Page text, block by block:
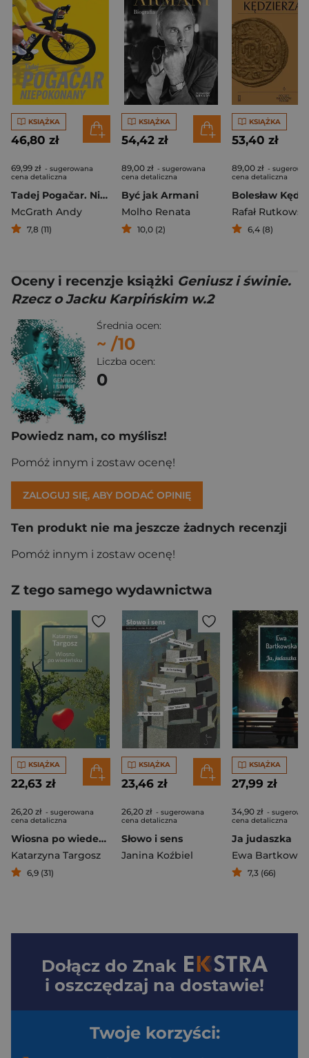
KSIĄŻKA
46,80 zł
69,99 zł - sugerowana
cena detaliczna
Tadej Pogačar. Niepokonany
McGrath Andy
7,8 (11)
KSIĄŻKA
54,42 zł
89,00 zł - sugerowana
cena detaliczna
Być jak Armani
Molho Renata
10,0 (2)
KSIĄŻKA
53,40 zł
89,00 zł -
cena detaliczna
Rafał
6,4 (8)
Oceny i recenzje książki Geniusz i świnie.
Rzecz o Jacku Karpińskim w.2
Średnia ocen:
~ /10
Liczba ocen:
0
Powiedz nam, co myślisz!
Pomóż innym i zostaw ocenę!
ZALOGUJ SIĘ, ABY DODAĆ OPINIĘ
Ten produkt nie ma jeszcze żadnych recenzji
Pomóż innym i zostaw ocenę!
Z tego samego wydawnictwa
KSIĄŻKA
22,63 zł
26,20 zł - sugerowana
cena detaliczna
Wiosna po wiedeńsku
Katarzyna Targosz
6,9 (31)
KSIĄŻKA
23,46 zł
26,20 zł - sugerowana
cena detaliczna
Słowo i sens
Janina Koźbiel
KSIĄŻKA
27,99 zł
34,90 zł -
cena detaliczna
Ja judaszka
Ewa
7,3 (66)
Dołącz do Znak
i oszczędzaj na dostawie!
Twoje korzyści: